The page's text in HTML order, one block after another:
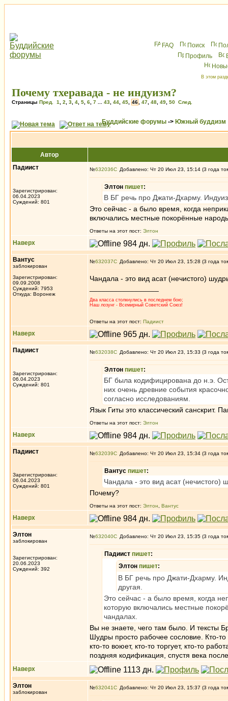
FAQ Поиск
Профиль
В этом
Почему тхеравада - не индуизм?
Страницы Пред. 1 2 3 4 5 6 7 43 44 45 46 47 48 49 50 След.
Буддийские форумы -> Южный буддизм
Автор
Падиист
Зарегистрирован:
06.04.2023
Суждений: 801
№632036 Добавлено: Чт 20 Июл 23, 15:14 (3 года
Элтон пишет:
В БГ речь про Джати-Дхарму.
Это сейчас - а было время, когда
включались местные покорённые
Ответы на этот пост: Элтон
Наверх
Вантус
заблокирован
Зарегистрирован:
09.09.2008
Суждений: 7953
Откуда: Воронеж
№632037 Добавлено: Чт 20 Июл 23, 15:28 (3 года
Чандала - это вид асат (нечистого)
Два класса столкнулись в последнем бою;
Наш лозунг - Всемирный Советский Союз!
Ответы на этот пост: Падиист
Наверх
Падиист
Зарегистрирован:
06.04.2023
Суждений: 801
№632038 Добавлено: Чт 20 Июл 23, 15:33 (3 года
Элтон пишет:
БГ была кодифицирована до н.э.
них очень древние события
согласно исследованиям.
Язык Гиты это классический
Ответы на этот пост: Элтон
Наверх
Падиист
Зарегистрирован:
06.04.2023
Суждений: 801
№632039 Добавлено: Чт 20 Июл 23, 15:34 (3 года
Вантус пишет:
Чандала - это вид асат (нечистого)
Почему?
Ответы на этот пост: Элтон Вантус
Наверх
Элтон
заблокирован
Зарегистрирован:
20.06.2023
Суждений: 392
№632040 Добавлено: Чт 20 Июл 23, 15:35 (3 года
Падиист пишет:
Элтон пишет:
В БГ речь про Джати-Дхарму.
другая.
Это сейчас - а было время, когда
которую включались местные
чандалах.
Вы не знаете, чего там было. И тексты
Шудры просто рабочее сословие. Кто-то
кто-то воюет, кто-то торгует, кто-то
поздняя кодификация, спустя века
Наверх
Элтон
заблокирован
№632041 Добавлено: Чт 20 Июл 23, 15:37 (3 года